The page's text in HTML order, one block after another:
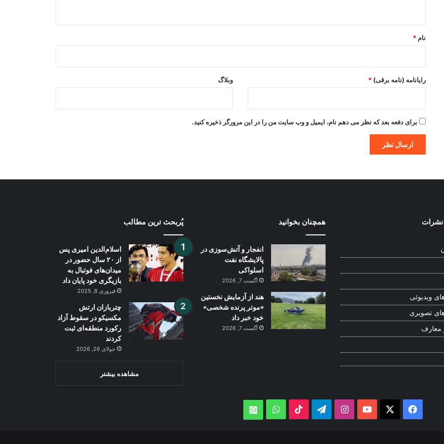
نام *
رایانامه (نامه برقی) * وبلاگ
برای دفعه بعد که نظر می دهم نام، ایمیل و وب سایت من را در این مرورگر ذخیره کنید.
ویدیوئی
تصویری
معارف
همچنان بخوانید
انفجار و آتش‌سوزی در
پالایشگاه نفت
اسلواکی
آگست 7, 2026
هند از آزمایش نخستین
«موتر پرنده شخصی»
خود خبر داد
آگست 7, 2026
پُربحث ترین مطالب
اسلام‌الدین امیری پس
از ۲۰ سال حضور در
میدان‌های فوتبال به
بازیگری خود پایان داد
فبروری 8, 2025
چتربازان ارتش
مکسیکو در سقوط آزاد
رکورد منطقه‌ای ثبت
کردند
جولای 26, 2026
مشاهده بیشتر
Facebook
YouTube
Instagram
Telegram
TikTok
WhatsApp
WhatsApp